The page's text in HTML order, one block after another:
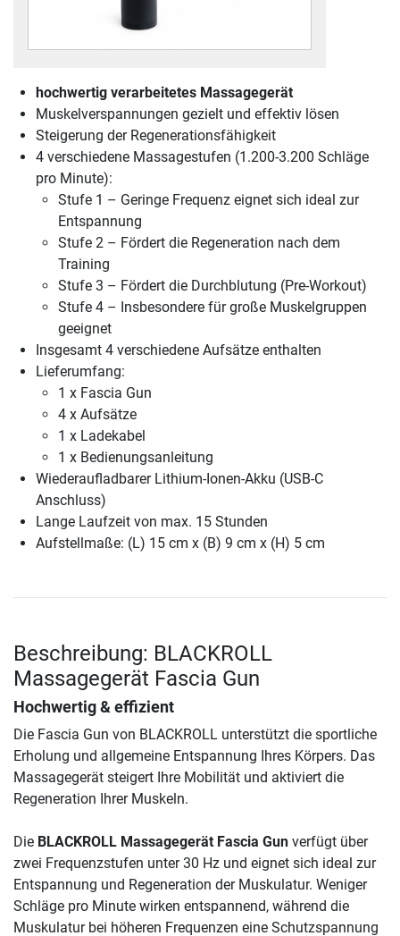
hochwertig verarbeitetes Massagegerät
Muskelverspannungen gezielt und effektiv lösen
Steigerung der Regenerationsfähigkeit
4 verschiedene Massagestufen (1.200-3.200 Schläge
pro Minute):
Stufe 1 – Geringe Frequenz eignet sich ideal zur
Entspannung
Stufe 2 – Fördert die Regeneration nach dem
Training
Stufe 3 – Fördert die Durchblutung (Pre-Workout)
Stufe 4 – Insbesondere für große Muskelgruppen
geeignet
Insgesamt 4 verschiedene Aufsätze enthalten
Lieferumfang:
1 x Fascia Gun
4 x Aufsätze
1 x Ladekabel
1 x Bedienungsanleitung
Wiederaufladbarer Lithium-Ionen-Akku (USB-C
Anschluss)
Lange Laufzeit von max. 15 Stunden
Aufstellmaße: (L) 15 cm x (B) 9 cm x (H) 5 cm
Beschreibung: BLACKROLL
Massagegerät Fascia Gun
Hochwertig & effizient
Die Fascia Gun von BLACKROLL unterstützt die sportliche
Erholung und allgemeine Entspannung Ihres Körpers. Das
Massagegerät steigert Ihre Mobilität und aktiviert die
Regeneration Ihrer Muskeln.
Die BLACKROLL Massagegerät Fascia Gun verfügt über
zwei Frequenzstufen unter 30 Hz und eignet sich ideal zur
Entspannung und Regeneration der Muskulatur. Weniger
Schläge pro Minute wirken entspannend, während die
Muskulatur bei höheren Frequenzen eine Schutzspannung